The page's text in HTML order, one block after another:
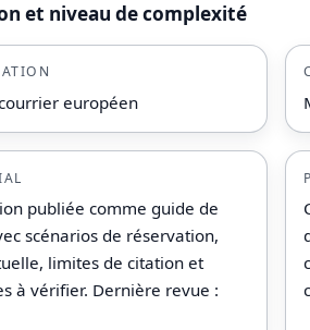
et niveau de complexité
européen
publiée comme guide de
scénarios de réservation,
limites de citation et
à vérifier. Dernière revue :